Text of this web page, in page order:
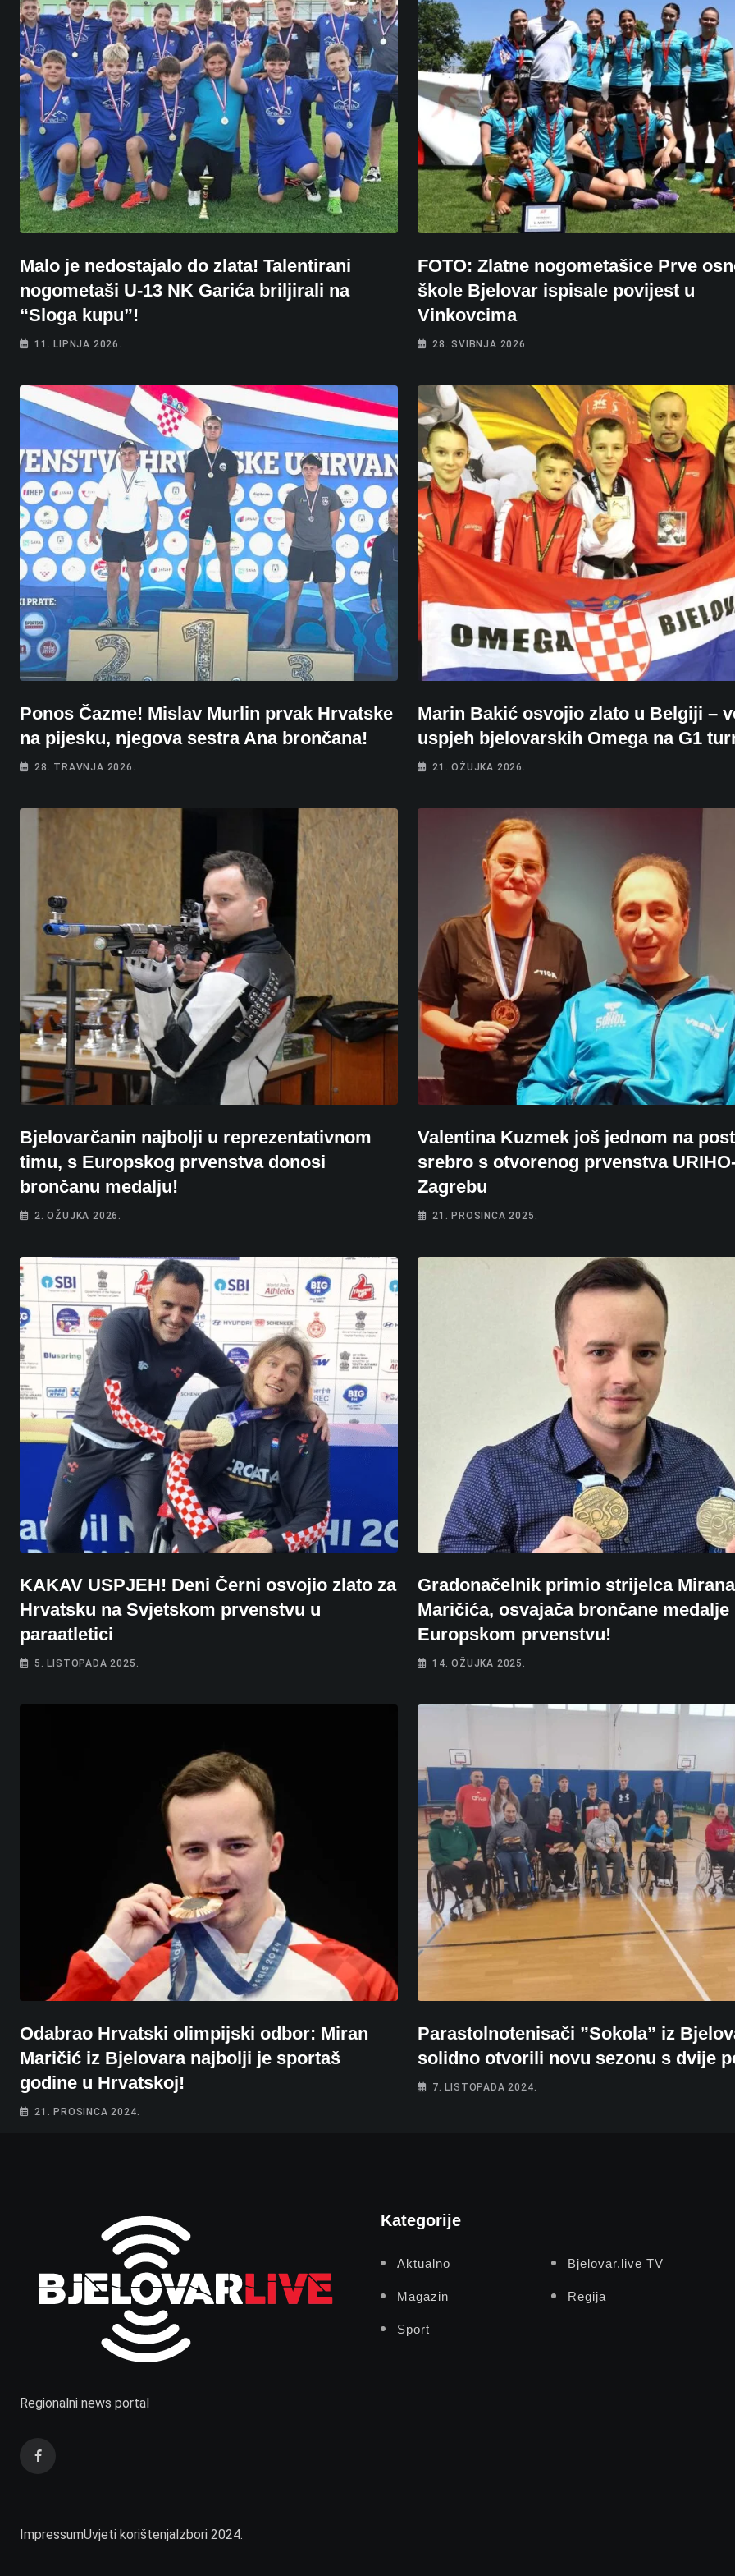
Malo je nedostajalo do zlata! Talentirani
nogometaši U-13 NK Garića briljirali na
“Sloga kupu”!
11. LIPNJA 2026.
FOTO: Zlatne nogometašice Prve
škole Bjelovar ispisale povijest u
Vinkovcima
28. SVIBNJA 2026.
Ponos Čazme! Mislav Murlin prvak Hrvatske
na pijesku, njegova sestra Ana brončana!
28. TRAVNJA 2026.
Marin Bakić osvojio zlato u Belgiji –
uspjeh bjelovarskih Omega na G1
21. OŽUJKA 2026.
Bjelovarčanin najbolji u reprezentativnom
timu, s Europskog prvenstva donosi
brončanu medalju!
2. OŽUJKA 2026.
Valentina Kuzmek još jednom na
srebro s otvorenog prvenstva
Zagrebu
21. PROSINCA 2025.
KAKAV USPJEH! Deni Černi osvojio zlato za
Hrvatsku na Svjetskom prvenstvu u
paraatletici
5. LISTOPADA 2025.
Gradonačelnik primio strijelca Mirana
Maričića, osvajača brončane medalje
Europskom prvenstvu!
14. OŽUJKA 2025.
Odabrao Hrvatski olimpijski odbor: Miran
Maričić iz Bjelovara najbolji je sportaš
godine u Hrvatskoj!
21. PROSINCA 2024.
Parastolnotenisači ”Sokola” iz
solidno otvorili novu sezonu s dvije
7. LISTOPADA 2024.
Regionalni news portal
ImpressumUvjeti korištenjaIzbori 2024.
Kategorije
Aktualno Bjelovar.live TV
Magazin Regija
Sport